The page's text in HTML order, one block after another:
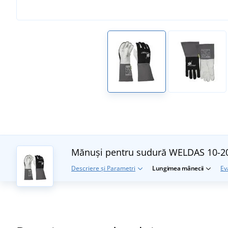
Mănuși pentru sudură WELDAS 10-
Descriere și Parametri Lungimea mânecii